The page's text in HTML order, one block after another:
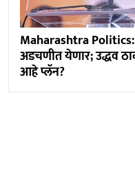
Maharashtra
अडचणीत येणार; उद्धव
आहे प्लॅन?